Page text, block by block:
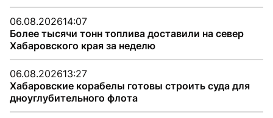
06.08.202614:07
Более тысячи тонн топлива доставили на север
Хабаровского края за неделю
06.08.202613:27
Хабаровские корабелы готовы строить суда для
дноуглубительного флота